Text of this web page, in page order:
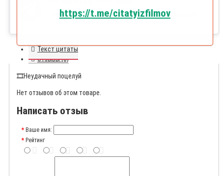
Ежедневный постиг видео популярных цитат и цитайликов
Текст цитаты
Отзывы (0)
🎞️Неудачный поцелуй
Нет отзывов об этом товаре.
Написать отзыв
Ваше имя:
Рейтинг
https://t.me/citatyizfilmov